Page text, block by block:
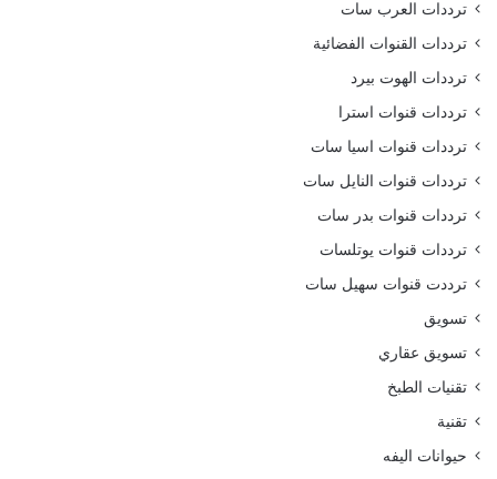
ترددات العرب سات
ترددات القنوات الفضائية
ترددات الهوت بيرد
ترددات قنوات استرا
ترددات قنوات اسيا سات
ترددات قنوات النايل سات
ترددات قنوات بدر سات
ترددات قنوات يوتلسات
ترددت قنوات سهيل سات
تسويق
تسويق عقاري
تقنيات الطبخ
تقنية
حيوانات اليفه